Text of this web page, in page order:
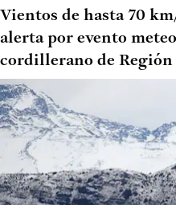
Vientos de hasta 70
alerta por evento
cordillerano de Región